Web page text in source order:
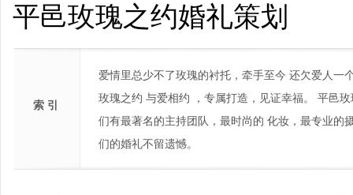
平邑玫瑰之约婚礼策划
索 引
爱情里总少不了玫瑰的衬托，牵手至今 还欠爱人一
玫瑰之约 与爱相约 ，专属打造，见证幸福。 平邑
们有最著名的主持团队，最时尚的 化妆，最专业的
们的婚礼不留遗憾。